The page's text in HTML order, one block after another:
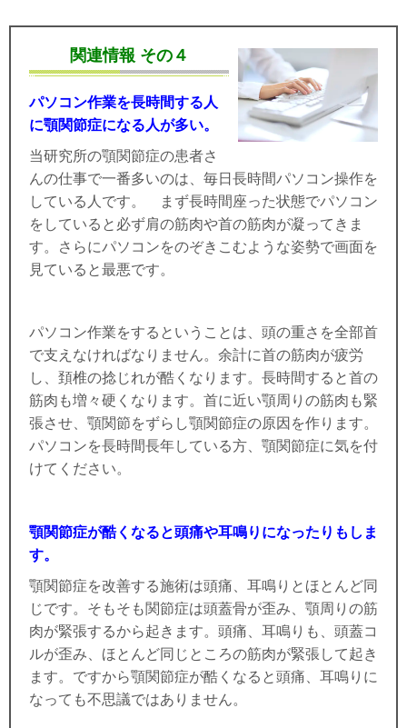
関連情報 その４
パソコン作業を長時間する人
に顎関節症になる人が多い。
当研究所の顎関節症の患者さ
んの仕事で一番多いのは、毎日長時間パソコン操作を
している人です。 まず長時間座った状態でパソコン
をしていると必ず肩の筋肉や首の筋肉が凝ってきま
す。さらにパソコンをのぞきこむような姿勢で画面を
見ていると最悪です。
パソコン作業をするということは、頭の重さを全部首
で支えなければなりません。余計に首の筋肉が疲労
し、頚椎の捻じれが酷くなります。長時間すると首の
筋肉も増々硬くなります。首に近い顎周りの筋肉も緊
張させ、顎関節をずらし顎関節症の原因を作ります。
パソコンを長時間長年している方、顎関節症に気を付
けてください。
顎関節症が酷くなると頭痛や耳鳴りになったりもしま
す。
顎関節症を改善する施術は頭痛、耳鳴りとほとんど同
じです。そもそも関節症は頭蓋骨が歪み、顎周りの筋
肉が緊張するから起きます。頭痛、耳鳴りも、頭蓋コ
ルが歪み、ほとんど同じところの筋肉が緊張して起き
ます。ですから顎関節症が酷くなると頭痛、耳鳴りに
なっても不思議ではありません。